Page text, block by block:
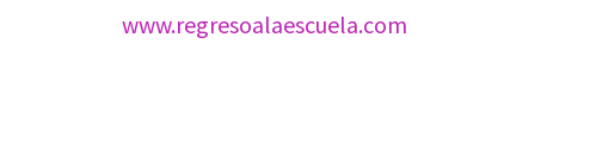
www.regresoalaescuela.com